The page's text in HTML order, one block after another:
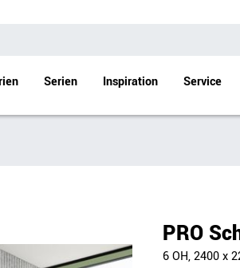
Serien Inspiration Service
PRO
6 OH, 2400 x